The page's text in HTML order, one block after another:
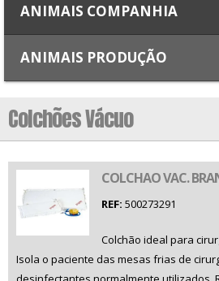
ANIMAIS COMPANHIA
ANIMAIS PRODUÇÃO
Colchões Vácuo
COLCHAO VAC.
REF: 500273291
Colchão ideal para
Isola o paciente das mesas frias de